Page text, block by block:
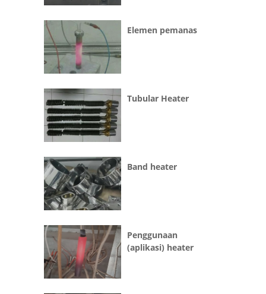
Elemen pemanas
Tubular Heater
Band heater
Penggunaan
(aplikasi) heater